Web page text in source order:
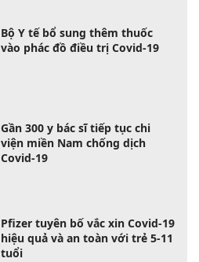
Bộ Y tế bổ sung thêm thuốc
vào phác đồ điều trị Covid-19
Gần 300 y bác sĩ tiếp tục chi
viện miền Nam chống dịch
Covid-19
Pfizer tuyên bố vắc xin Covid-19
hiệu quả và an toàn với trẻ 5-11
tuổi